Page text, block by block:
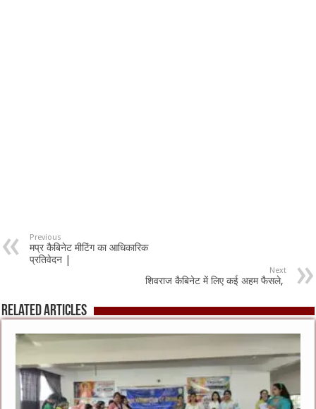
Previous
मप्र कैबिनेट मीटिंग का आधिकारिक
प्रतिवेदन |
Next
शिवराज कैबिनेट में लिए कई अहम फैसले,
Related Articles